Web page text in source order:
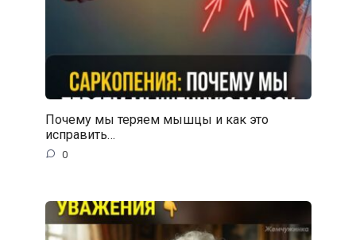
Почему мы теряем мышцы и как это
исправить…
0